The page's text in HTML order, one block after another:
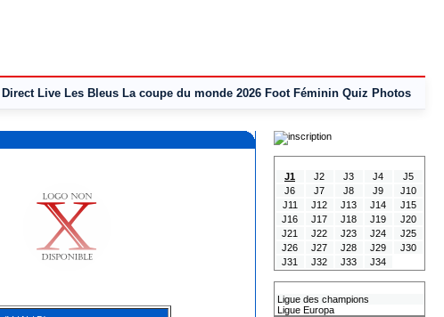
Direct Live Les Bleus La coupe du monde 2026 Foot Féminin Quiz Photos
J1
J2 J3 J4
J5
J6
J7 J8 J9
J10
J11
J12 J13 J14
J15
J16
J17 J18 J19
J20
J21
J22 J23 J24
J25
J26
J27 J28 J29
J30
J31
J32 J33 J34
Ligue des champions
Ligue Europa